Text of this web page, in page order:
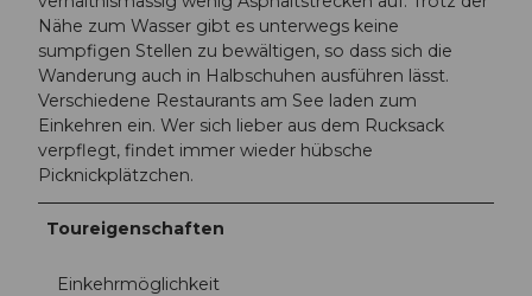
Nähe zum Wasser gibt es unterwegs keine
sumpfigen Stellen zu bewältigen, so dass sich die
Wanderung auch in Halbschuhen ausführen lässt.
Verschiedene Restaurants am See laden zum
Einkehren ein. Wer sich lieber aus dem Rucksack
verpflegt, findet immer wieder hübsche
Picknickplätzchen.
Toureigenschaften
Einkehrmöglichkeit